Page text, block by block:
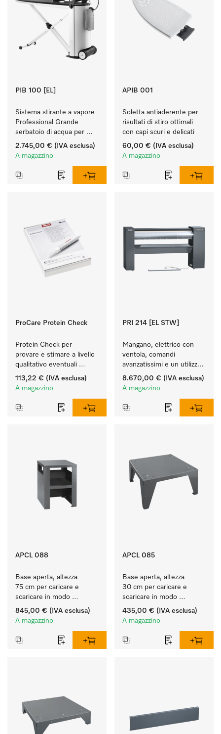
PIB 100 [EL]
Sistema stirante a vapore
Professional Grande
serbatoio di acqua per
stirare a lungo e ottenere
2.745,00 € (IVA esclusa)
A magazzino
APIB 001
Soletta antiaderente per
risultati di stiro ottimali
con capi scuri e delicati
60,00 € (IVA esclusa)
A magazzino
ProCare Protein Check
Protein Check per
provare e stimare a livello
qualitativo eventuali
residui proteici.
113,22 € (IVA esclusa)
A magazzino
PRI 214 [EL STW]
Mangano, elettrico con
ventola, comandi
avanzatissimi e un utilizzo
flessibile.
8.670,00 € (IVA esclusa)
A magazzino
APCL 088
Base aperta, altezza
75 cm per caricare e
scaricare in modo
ergonomico la lavatrice e
l'essiccatoio.
845,00 € (IVA esclusa)
A magazzino
APCL 085
Base aperta, altezza
30 cm per caricare e
scaricare in modo
ergonomico la lavatrice e
l'essiccatoio.
435,00 € (IVA esclusa)
A magazzino